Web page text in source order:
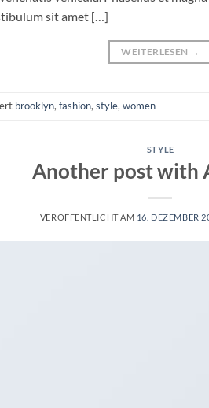
sit amet […]
WEITERLESEN →
brooklyn,fashion,style,women
STYLE
Another post with
VERÖFFENTLICHT AM 16. DEZEMBER